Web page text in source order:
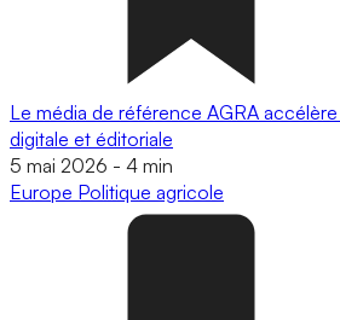
Le média de référence AGRA
digitale et éditoriale
5 mai 2026 - 4 min
Europe Politique agricole